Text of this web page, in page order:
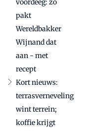
voordeeg: zo
pakt
Wereldbakker
Wijnand dat
aan - met
recept
Kort nieuws:
terrasverneveling
wint terrein;
koffie krijgt